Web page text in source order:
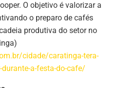
O objetivo é valorizar a
o preparo de cafés
produtiva do setor no
cidade/caratinga-tera-
a-festa-do-cafe/